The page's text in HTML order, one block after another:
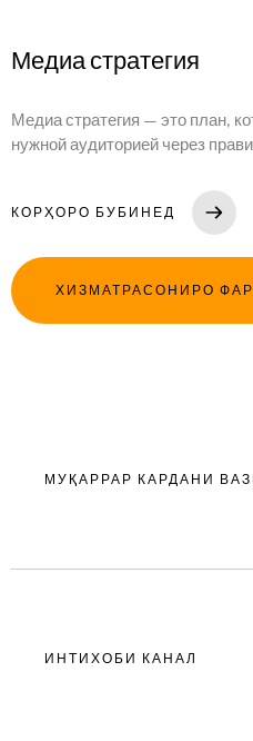
Медиа стратегия
Медиа стратегия — это план,
нужной аудиторией через
КОРҲОРО БУБИНЕД
ХИЗМАТРАСОНИРО
МУҚАРРАР КАРДАНИ
ИНТИХОБИ КАНАЛ